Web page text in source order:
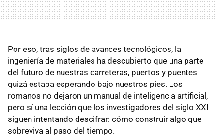
Por eso, tras siglos de avances tecnológicos, la
ingeniería de materiales ha descubierto que una parte
del futuro de nuestras carreteras, puertos y puentes
quizá estaba esperando bajo nuestros pies. Los
romanos no dejaron un manual de inteligencia artificial,
pero sí una lección que los investigadores del siglo XXI
siguen intentando descifrar: cómo construir algo que
sobreviva al paso del tiempo.